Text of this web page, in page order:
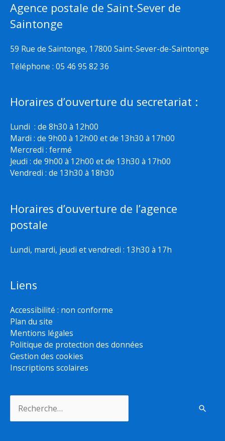
Agence postale de Saint-Sever de
Saintonge
59 Rue de Saintonge, 17800 Saint-Sever-de-Saintonge
Téléphone : 05 46 95 82 36
Horaires d’ouverture du secretariat :
Lundi : de 8h30 à 12h00
Mardi : de 9h00 à 12h00 et de 13h30 à 17h00
Mercredi : fermé
Jeudi : de 9h00 à 12h00 et de 13h30 à 17h00
Vendredi : de 13h30 à 18h30
Horaires d’ouverture de l’agence
postale
Lundi, mardi, jeudi et vendredi : 13h30 à 17h
Liens
Accessibilité : non conforme
Plan du site
Mentions légales
Politique de protection des données
Gestion des cookies
Inscriptions scolaires